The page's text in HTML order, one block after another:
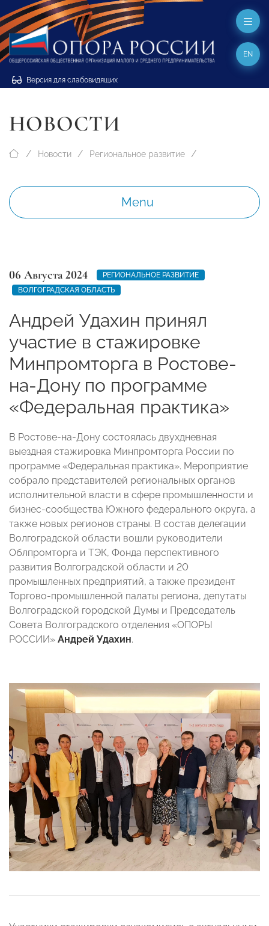
Версия для слабовидящих
EN
НОВОСТИ
Новости Региональное развитие
Menu
06 Августа 2024
РЕГИОНАЛЬНОЕ РАЗВИТИЕ
ВОЛГОГРАДСКАЯ ОБЛАСТЬ
Андрей Удахин принял
участие в стажировке
Минпромторга в Ростове-
на-Дону по программе
«Федеральная практика»
В Ростове-на-Дону состоялась двухдневная
выездная стажировка Минпромторга России по
программе «Федеральная практика». Мероприятие
собрало представителей региональных органов
исполнительной власти в сфере промышленности и
бизнес-сообщества Южного федерального округа, а
также новых регионов страны. В состав делегации
Волгоградской области вошли руководители
Облпромторга и ТЭК, Фонда перспективного
развития Волгоградской области и 20
промышленных предприятий, а также президент
Торгово-промышленной палаты региона, депутаты
Волгоградской городской Думы и Председатель
Совета Волгоградского отделения «ОПОРЫ
РОССИИ» Андрей Удахин.